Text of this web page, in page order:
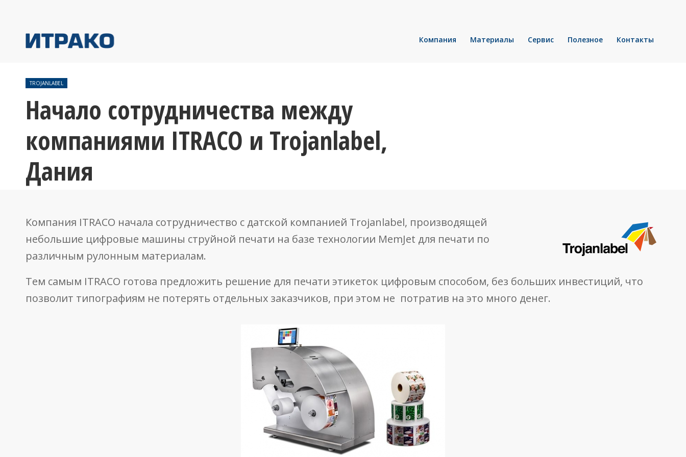
Компания Материалы Сервис Полезное Контакты
TROJANLABEL
Начало сотрудничества между
компаниями ITRACO и Trojanlabel,
Дания
Компания ITRACO начала сотрудничество с датской компанией Trojanlabel, производящей
небольшие цифровые машины струйной печати на базе технологии MemJet для печати по
различным рулонным материалам.
Тем самым ITRACO готова предложить решение для печати этикеток цифровым способом, без больших инвестиций, что
позволит типографиям не потерять отдельных заказчиков, при этом не потратив на это много денег.